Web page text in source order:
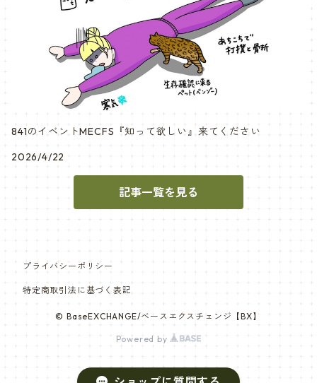
841のイベントMECFS『知って欲しい』来てください
2026/4/22
記事一覧を見る
プライバシーポリシー
特定商取引法に基づく表記
© BaseEXCHANGE/ベースエクスチェンジ【BX】
Powered by